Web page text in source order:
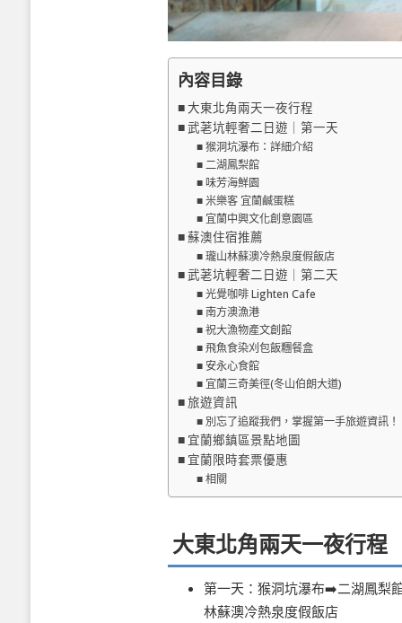
內容目錄
大東北角兩天一夜行程
武荖坑輕奢二日遊｜第一天
猴洞坑瀑布：詳細介紹
二湖鳳梨館
味芳海鮮園
米樂客 宜蘭鹹蛋糕
宜蘭中興文化創意園區
蘇澳住宿推薦
瓏山林蘇澳冷熱泉度假飯店
武荖坑輕奢二日遊｜第二天
光覺咖啡 Lighten Cafe
南方澳漁港
祝大漁物產文創館
飛魚食染刈包飯糰餐盒
安永心食館
宜蘭三奇美徑(冬山伯朗大道)
旅遊資訊
別忘了追蹤我們，掌握第一手旅遊資訊！
宜蘭鄉鎮區景點地圖
宜蘭限時套票優惠
相關
大東北角兩天一夜行程
第一天：猴洞坑瀑布➡️二湖鳳梨
林蘇澳冷熱泉度假飯店